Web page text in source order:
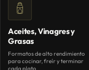
Aceites, Vinagres y
Grasas
Formatos de alto rendimiento
para cocinar, freír y terminar
cada plato